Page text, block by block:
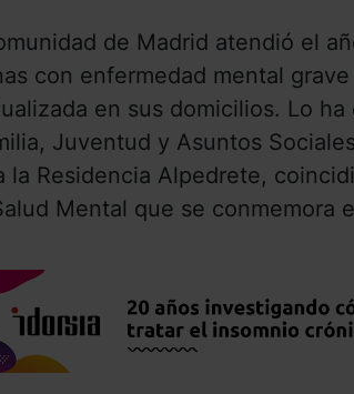
de Madrid atendió el
con enfermedad mental
en sus domicilios. Lo
Juventud y Asuntos
la Residencia Alpedrete,
Mental que se conmemora